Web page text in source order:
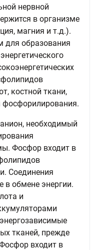
нервной
в организме
магния и т.д.).
для образования
костной ткани,
фосфорилирования.
необходимый
Фосфор входит в
Соединения
обмене энергии.
и
тканей, прежде
входит в